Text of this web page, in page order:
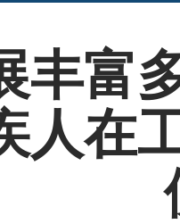
丰富
人在